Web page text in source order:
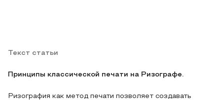
Текст статьи
Принципы классической печати на Ризографе.
Ризография как метод печати позволяет создавать